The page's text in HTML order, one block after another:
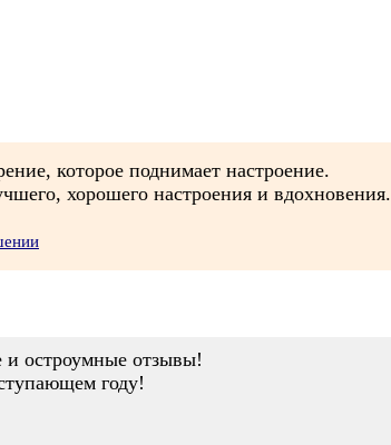
которое поднимает настроение.
хорошего настроения и вдохновения.
и остроумные отзывы!
году!